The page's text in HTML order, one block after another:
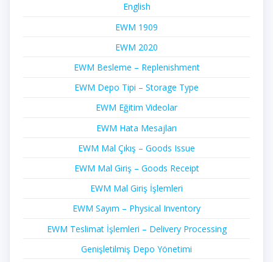
English
EWM 1909
EWM 2020
EWM Besleme – Replenishment
EWM Depo Tipi – Storage Type
EWM Eğitim Videolar
EWM Hata Mesajları
EWM Mal Çıkış – Goods Issue
EWM Mal Giriş – Goods Receipt
EWM Mal Giriş İşlemleri
EWM Sayım – Physical Inventory
EWM Teslimat İşlemleri – Delivery Processing
Genişletilmiş Depo Yönetimi